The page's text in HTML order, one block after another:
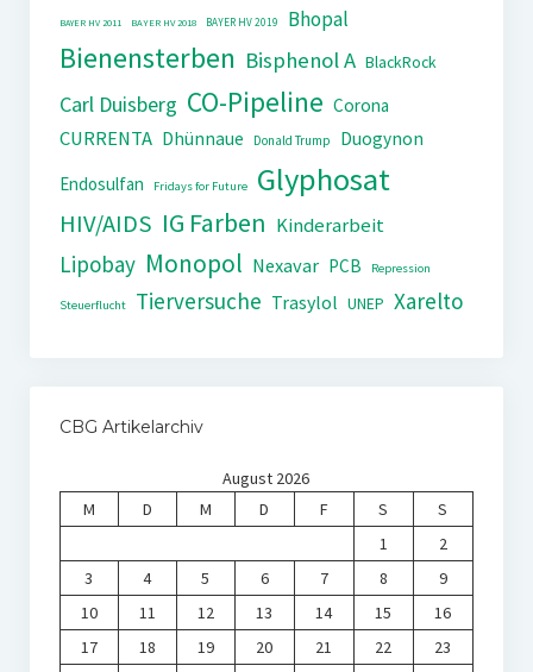
BAYER HV 2011 BAYER HV 2018 BAYER HV 2019 Bhopal
Bienensterben Bisphenol A BlackRock
Carl Duisberg CO-Pipeline Corona
CURRENTA Dhünnaue Donald Trump
Duogynon
Endosulfan
Fridays for Future Glyphosat
HIV/AIDS IG Farben Kinderarbeit
Lipobay Monopol Nexavar PCB Repression
Steuerflucht Tierversuche Trasylol UNEP Xarelto
CBG Artikelarchiv
August 2026
M
D M D F S
S
1
2
3
4 5 6 7 8
9
10
11 12 13 14 15
16
17
18 19 20 21 22
23